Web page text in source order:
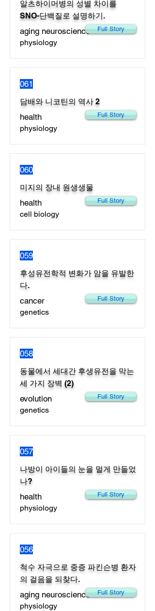
알츠하이머병의 성별 차이를
SNO-단백질로 설명하기.
aging neuroscience Full Story
physiology
061
담배와 니코틴의 역사 2
health Full Story
physiology
060
미지의 장내 원생생물
health Full Story
cell biology
059
후성유전학적 변화가 암을 유발한
다.
cancer Full Story
genetics
058
동물에서 세대간 후생유전을 막는
세 가지 장벽 (2)
evolution Full Story
genetics
057
나방이 아이들의 눈을 멀게 만들었
나?
health Full Story
physiology
056
척수 자극으로 중증 파킨슨병 환자
의 걸음을 되찾다.
aging neuroscience Full Story
physiology